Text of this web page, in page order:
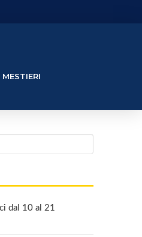
MESTIERI
dal 10 al 21